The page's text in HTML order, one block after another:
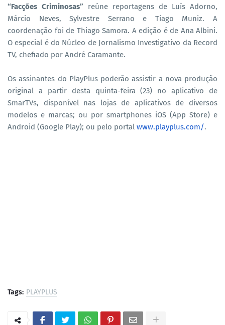
“Facções Criminosas” reúne reportagens de Luís Adorno,
Márcio Neves, Sylvestre Serrano e Tiago Muniz. A
coordenação foi de Thiago Samora. A edição é de Ana Albini.
O especial é do Núcleo de Jornalismo Investigativo da Record
TV, chefiado por André Caramante.
Os assinantes do PlayPlus poderão assistir a nova produção
original a partir desta quinta-feira (23) no aplicativo de
SmarTVs, disponível nas lojas de aplicativos de diversos
modelos e marcas; ou por smartphones iOS (App Store) e
Android (Google Play); ou pelo portal www.playplus.com/.
Tags: PLAYPLUS